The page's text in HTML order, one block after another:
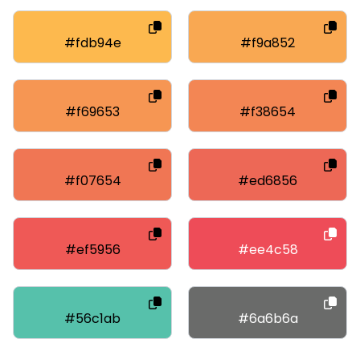
#fdb94e #f9a852
#f69653 #f38654
#f07654 #ed6856
#ef5956 #ee4c58
#56c1ab #6a6b6a